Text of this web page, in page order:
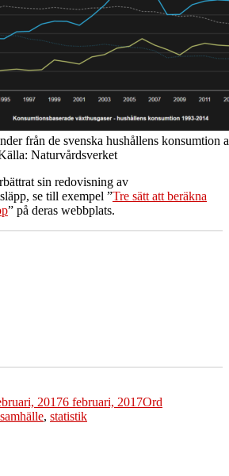
från de svenska hushållens konsumtion
Naturvårdsverket
sin redovisning av
se till exempel ”Tre sätt att beräkna
” på deras webbplats.
20176 februari, 2017Ord
samhälle, statistik